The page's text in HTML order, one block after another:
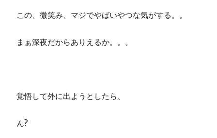
この、微笑み、マジでやばいやつな気がする。。
まぁ深夜だからありえるか。。。
覚悟して外に出ようとしたら、
ん?